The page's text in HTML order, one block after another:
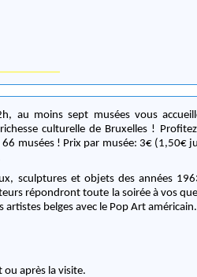
au moins sept musées vous
culturelle de Bruxelles !
musées ! Prix par musée: 3€ (1,50€
sculptures et objets des années
répondront toute la soirée à vos
belges avec le Pop Art américain.
après la visite.